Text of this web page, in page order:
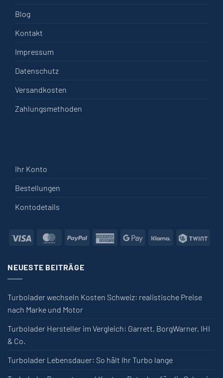
Blog
Kontakt
Impressum
Datenschutz
Versandkosten
Zahlungsmethoden
Ihr Konto
Bestellungen
Kontodetails
Visa MasterCardPayPal American Express
Google PayKlarna
NEUESTE BEITRÄGE
Turbolader wechseln Kosten Schweiz: realistische Preise
nach Marke und Motor
Turbolader Hersteller im Vergleich: Garrett, BorgWarner, IHI
& Co.
Turbolader Lebensdauer: So hält Ihr Turbo lange